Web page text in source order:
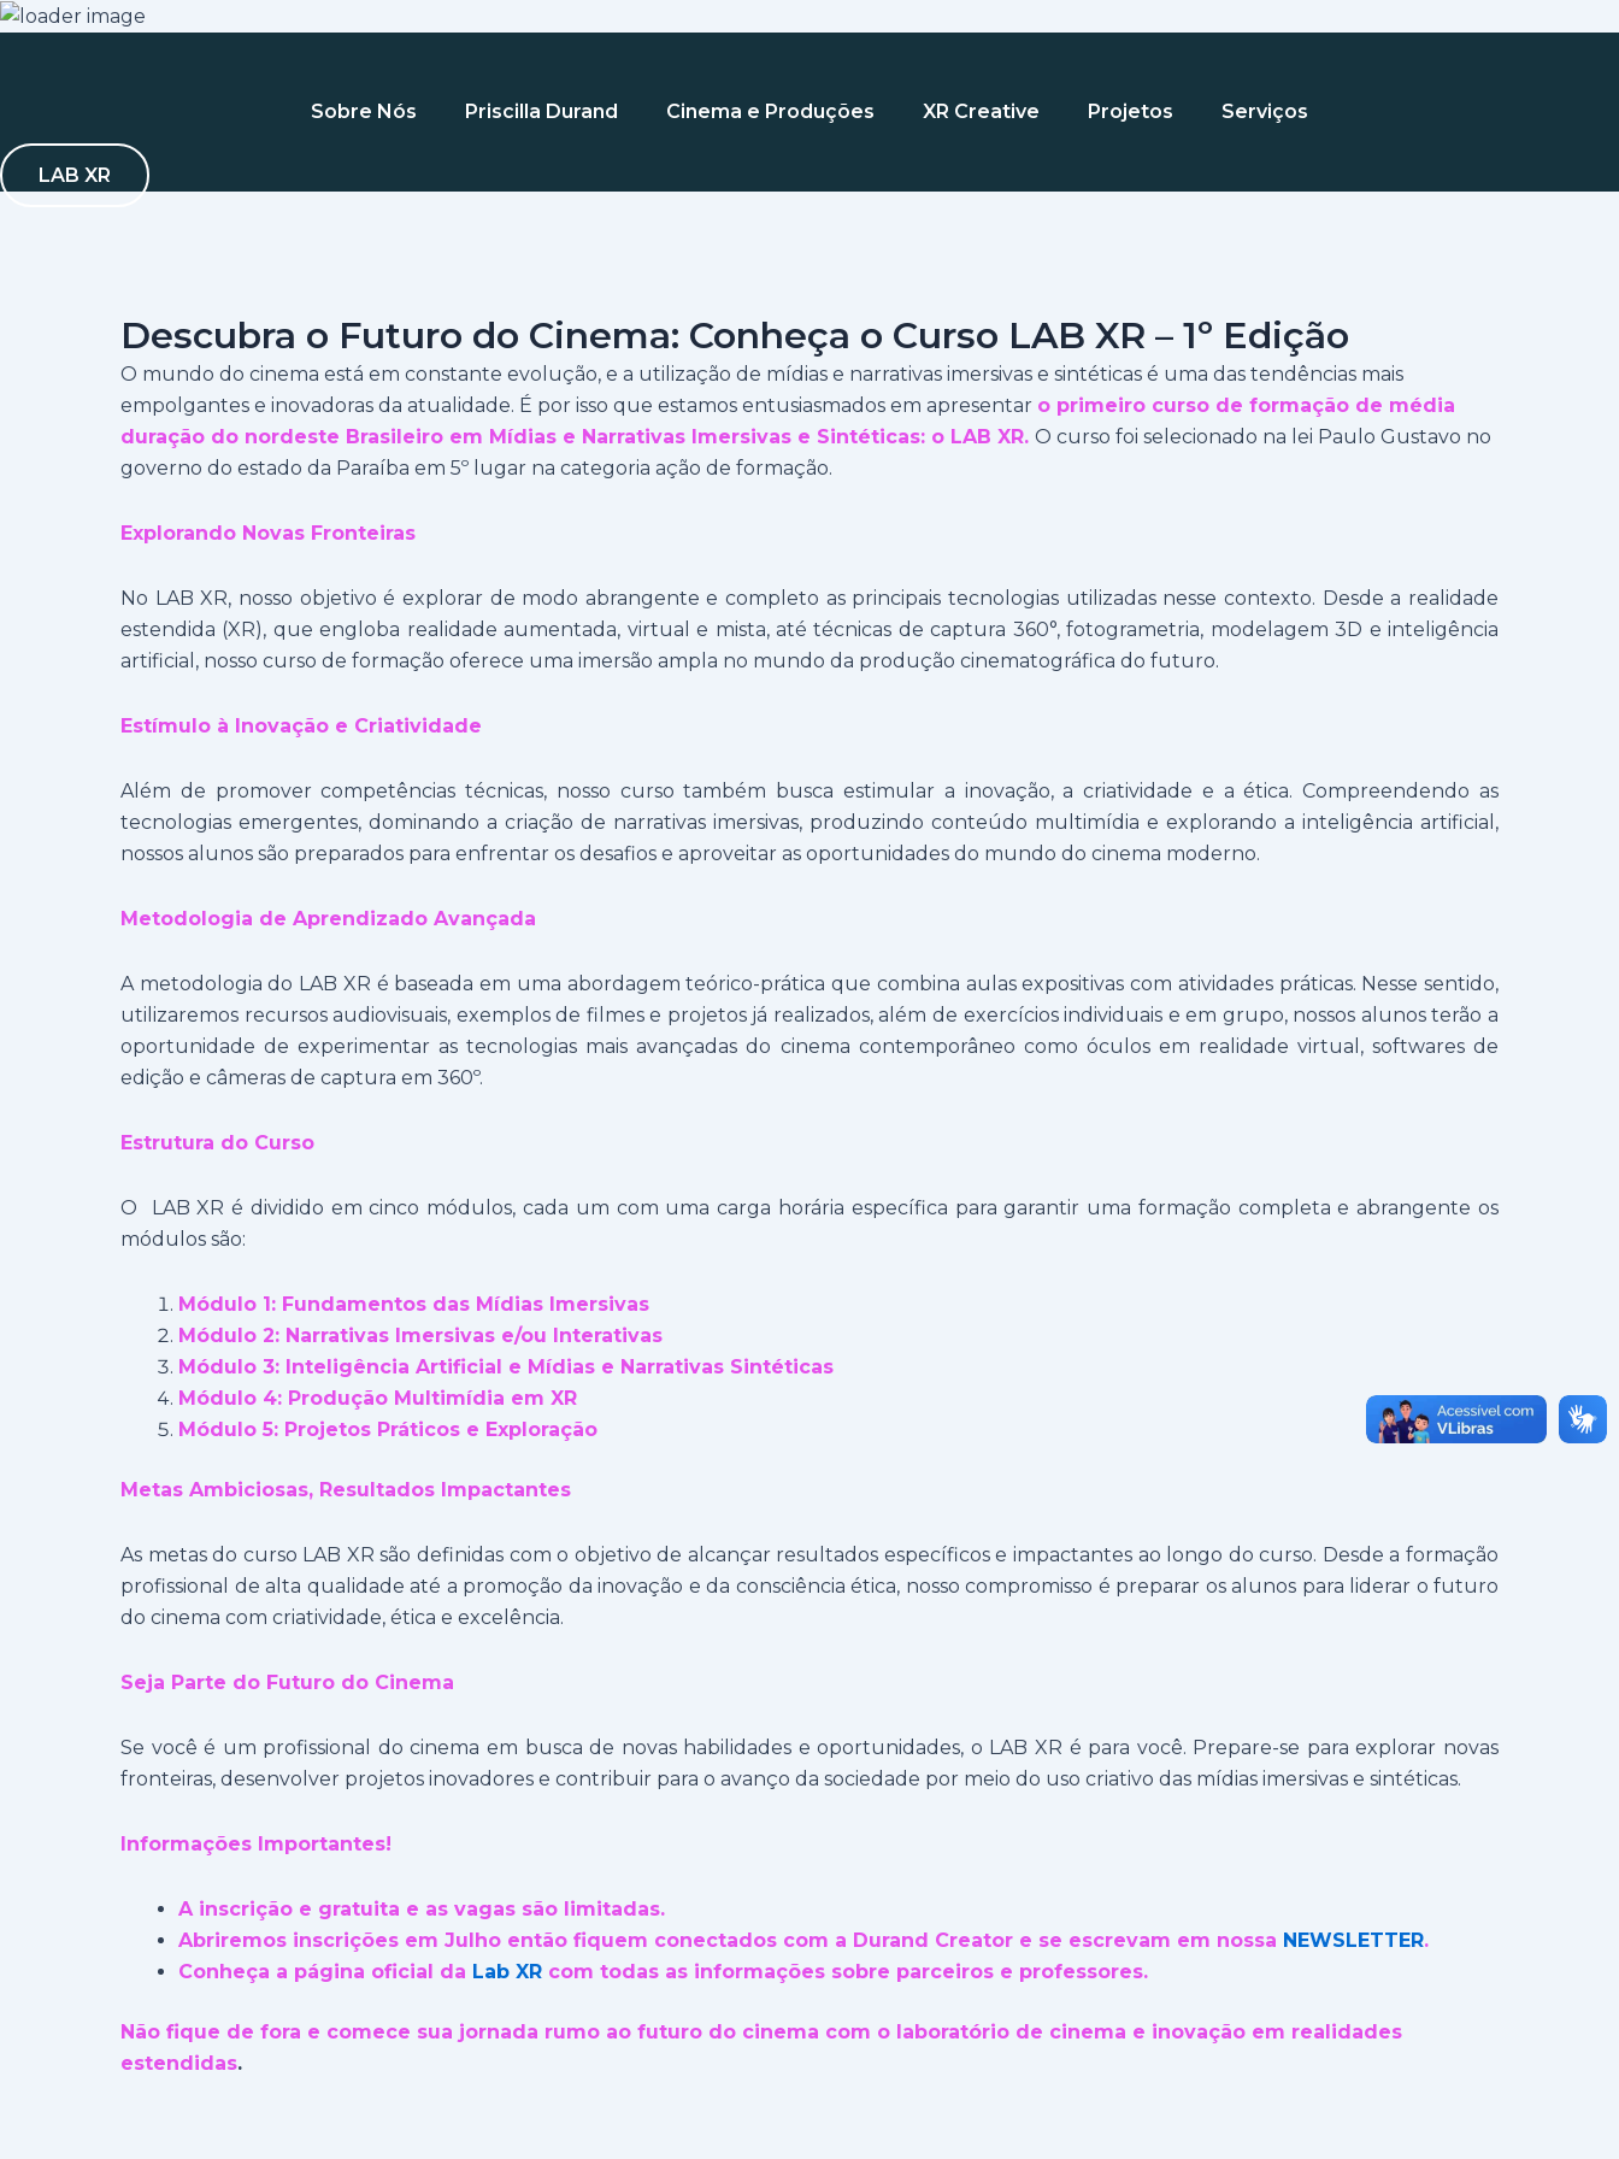
Sobre Nós Priscilla Durand Cinema e Produções XR Creative Projetos Serviços
LAB XR
Descubra o Futuro do Cinema: Conheça o Curso LAB XR – 1º Edição
O mundo do cinema está em constante evolução, e a utilização de mídias e narrativas imersivas e sintéticas é uma das tendências mais
empolgantes e inovadoras da atualidade. É por isso que estamos entusiasmados em apresentar o primeiro curso de formação de média
duração do nordeste Brasileiro em Mídias e Narrativas Imersivas e Sintéticas: o LAB XR. O curso foi selecionado na lei Paulo Gustavo no
governo do estado da Paraíba em 5º lugar na categoria ação de formação.
Explorando Novas Fronteiras
No LAB XR, nosso objetivo é explorar de modo abrangente e completo as principais tecnologias utilizadas nesse contexto. Desde a realidade
estendida (XR), que engloba realidade aumentada, virtual e mista, até técnicas de captura 360°, fotogrametria, modelagem 3D e inteligência
artificial, nosso curso de formação oferece uma imersão ampla no mundo da produção cinematográfica do futuro.
Estímulo à Inovação e Criatividade
Além de promover competências técnicas, nosso curso também busca estimular a inovação, a criatividade e a ética. Compreendendo as
tecnologias emergentes, dominando a criação de narrativas imersivas, produzindo conteúdo multimídia e explorando a inteligência artificial,
nossos alunos são preparados para enfrentar os desafios e aproveitar as oportunidades do mundo do cinema moderno.
Metodologia de Aprendizado Avançada
A metodologia do LAB XR é baseada em uma abordagem teórico-prática que combina aulas expositivas com atividades práticas. Nesse sentido,
utilizaremos recursos audiovisuais, exemplos de filmes e projetos já realizados, além de exercícios individuais e em grupo, nossos alunos terão a
oportunidade de experimentar as tecnologias mais avançadas do cinema contemporâneo como óculos em realidade virtual, softwares de
edição e câmeras de captura em 360º.
Estrutura do Curso
O LAB XR é dividido em cinco módulos, cada um com uma carga horária específica para garantir uma formação completa e abrangente os
módulos são:
Módulo 1: Fundamentos das Mídias Imersivas
Módulo 2: Narrativas Imersivas e/ou Interativas
Módulo 3: Inteligência Artificial e Mídias e Narrativas Sintéticas
Módulo 4: Produção Multimídia em XR
Módulo 5: Projetos Práticos e Exploração
Metas Ambiciosas, Resultados Impactantes
As metas do curso LAB XR são definidas com o objetivo de alcançar resultados específicos e impactantes ao longo do curso. Desde a formação
profissional de alta qualidade até a promoção da inovação e da consciência ética, nosso compromisso é preparar os alunos para liderar o futuro
do cinema com criatividade, ética e excelência.
Seja Parte do Futuro do Cinema
Se você é um profissional do cinema em busca de novas habilidades e oportunidades, o LAB XR é para você. Prepare-se para explorar novas
fronteiras, desenvolver projetos inovadores e contribuir para o avanço da sociedade por meio do uso criativo das mídias imersivas e sintéticas.
Informações Importantes!
A inscrição e gratuita e as vagas são limitadas.
Abriremos inscrições em Julho então fiquem conectados com a Durand Creator e se escrevam em nossa NEWSLETTER.
Conheça a página oficial da Lab XR com todas as informações sobre parceiros e professores.
Não fique de fora e comece sua jornada rumo ao futuro do cinema com o laboratório de cinema e inovação em realidades
estendidas.